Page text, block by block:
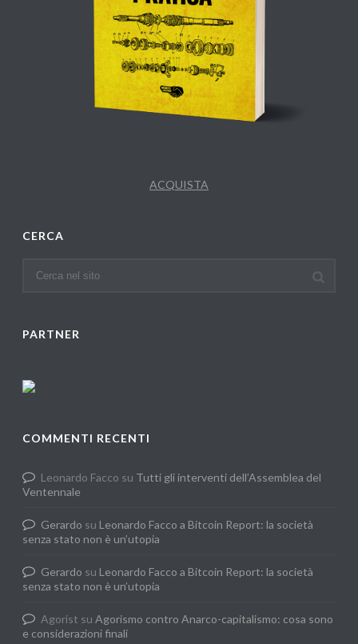
ACQUISTA
CERCA
PARTNER
COMMENTI RECENTI
Leonardo Facco su Tutti gli interventi dell’Assemblea del
Ventennale
Gerardo su Leonardo Facco a Bitcoin Report: la società
senza stato non è un’utopia
Gerardo su Leonardo Facco a Bitcoin Report: la società
senza stato non è un’utopia
Agorist suAgorismo contro Anarco-capitalismo: cosa sono
e considerazioni finali